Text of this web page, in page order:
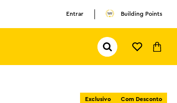
Entrar Building Points
Pesquisar...
Exclusivo Com Desconto